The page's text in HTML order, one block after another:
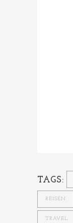
TAGS:
REISEN
TRAVEL